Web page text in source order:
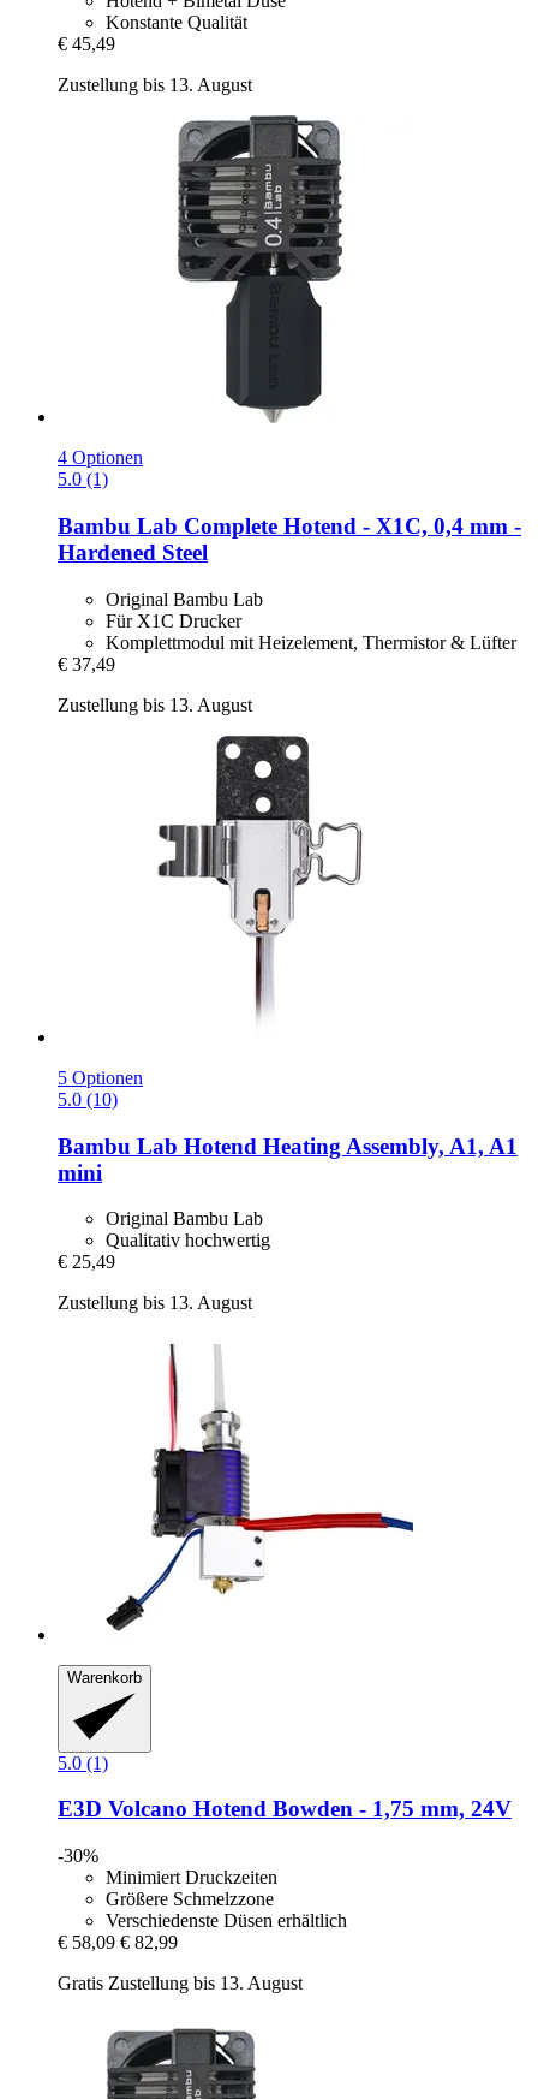
Konstante Qualität
€ 45,49
Zustellung bis 13. August
4 Optionen
5.0 (1)
Bambu Lab Complete Hotend -​ X1C, 0,4 mm -​
Hardened Steel
Original Bambu Lab
Für X1C Drucker
Komplettmodul mit Heizelement, Thermistor & Lüfter
€ 37,49
Zustellung bis 13. August
5 Optionen
5.0 (10)
Bambu Lab Hotend Heating Assembly, A1, A1
mini
Original Bambu Lab
Qualitativ hochwertig
€ 25,49
Zustellung bis 13. August
Warenkorb
5.0 (1)
E3D Volcano Hotend Bowden -​ 1,75 mm, 24V
-30%
Minimiert Druckzeiten
Größere Schmelzzone
Verschiedenste Düsen erhältlich
€ 58,09 € 82,99
Gratis Zustellung bis 13. August